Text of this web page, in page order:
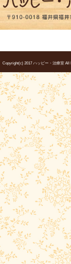
電話番号
休診日
院長